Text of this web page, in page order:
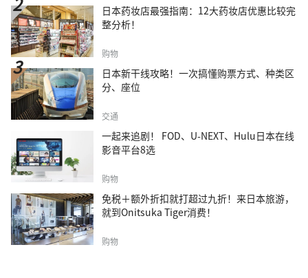
日本药妆店最强指南：12大药妆店优惠比较完
整分析！
购物
日本新干线攻略！一次搞懂购票方式、种类区
分、座位
交通
一起来追剧！ FOD、U-NEXT、Hulu日本在线
影音平台8选
购物
免税＋额外折扣就打超过九折！来日本旅游，
就到Onitsuka Tiger消费！
购物